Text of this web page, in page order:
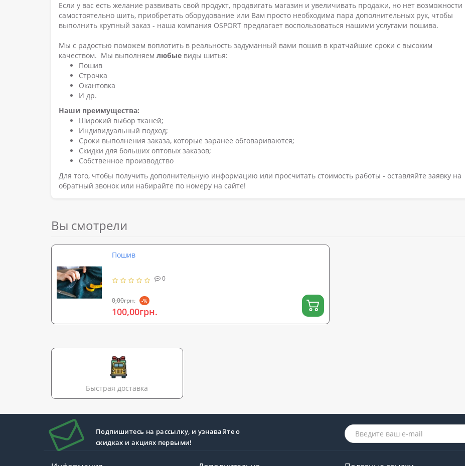
Если у вас есть желание развивать свой продукт, продвигать магазин и увеличивать продажи, но нет возможности
самостоятельно шить, приобретать оборудование или Вам просто необходима пара дополнительных рук, чтобы
выполнить крупный заказ - наша компания OSPORT предлагает воспользоваться нашими услугами пошива.
Мы с радостью поможем воплотить в реальность задуманный вами пошив в кратчайшие сроки с высоким
качеством. Мы выполняем любые виды шитья:
Пошив
Строчка
Окантовка
И др.
Наши преимущества:
Широкий выбор тканей;
Индивидуальный подход;
Сроки выполнения заказа, которые заранее обговариваются;
Скидки для больших оптовых заказов;
Собственное производство
Для того, чтобы получить дополнительную информацию или просчитать стоимость работы - оставляйте заявку на
обратный звонок или набирайте по номеру на сайте!
Вы смотрели
Пошив
0
0,00грн. -%
100,00грн.
Быстрая доставка
Подпишитесь на рассылку, и узнавайте о
скидках и акциях первыми!